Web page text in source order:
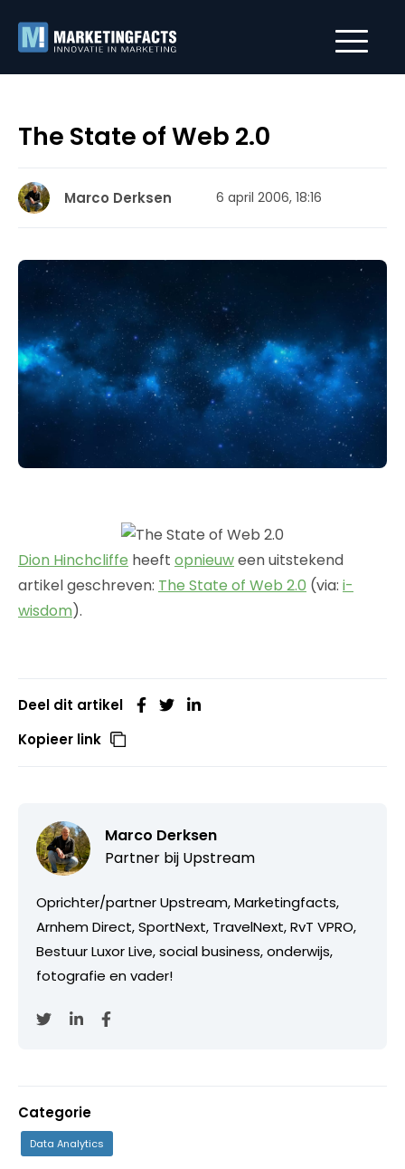
The State of Web 2.0
Marco Derksen 6 april 2006, 18:16
Dion Hinchcliffe heeft opnieuween uitstekend
artikel geschreven: The State of Web 2.0 (via: i-
wisdom).
Deel dit artikel
Kopieer link
Marco Derksen
Partner bij Upstream
Oprichter/partner Upstream, Marketingfacts,
Arnhem Direct, SportNext, TravelNext, RvT VPRO,
Bestuur Luxor Live, social business, onderwijs,
fotografie en vader!
Categorie
Data Analytics